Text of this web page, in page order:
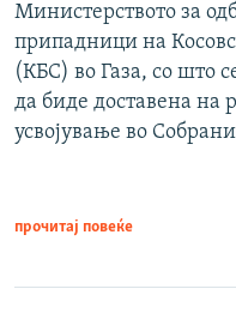
Министерството за
припадници на
(КБС) во Газа, со што
да биде доставена на
усвојување во
прочитај повеќе